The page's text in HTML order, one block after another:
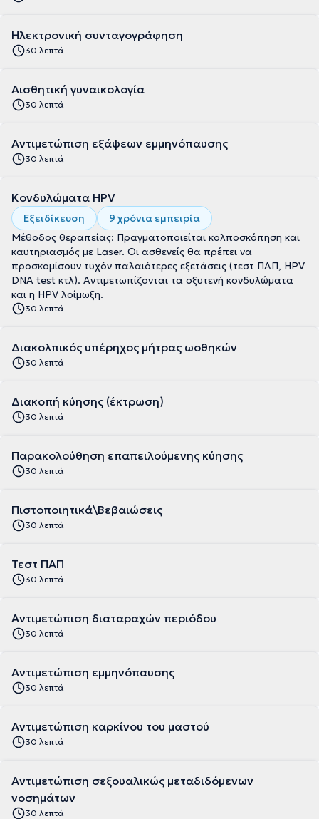
Ηλεκτρονική συνταγογράφηση
30 λεπτά
Αισθητική γυναικολογία
30 λεπτά
Αντιμετώπιση εξάψεων εμμηνόπαυσης
30 λεπτά
Κονδυλώματα HPV
Εξειδίκευση
9 χρόνια εμπειρία
Μέθοδος θεραπείας: Πραγματοποιείται κολποσκόπηση και
καυτηριασμός με Laser. Οι ασθενείς θα πρέπει να
προσκομίσουν τυχόν παλαιότερες εξετάσεις (τεστ ΠΑΠ, HPV
DNA test κτλ). Αντιμετωπίζονται τα οξυτενή κονδυλώματα
και η HPV λοίμωξη.
30 λεπτά
Διακολπικός υπέρηχος μήτρας ωοθηκών
30 λεπτά
Διακοπή κύησης (έκτρωση)
30 λεπτά
Παρακολούθηση επαπειλούμενης κύησης
30 λεπτά
Πιστοποιητικά\Βεβαιώσεις
30 λεπτά
Τεστ ΠΑΠ
30 λεπτά
Αντιμετώπιση διαταραχών περιόδου
30 λεπτά
Αντιμετώπιση εμμηνόπαυσης
30 λεπτά
Αντιμετώπιση καρκίνου του μαστού
30 λεπτά
Αντιμετώπιση σεξουαλικώς μεταδιδόμενων
νοσημάτων
30 λεπτά